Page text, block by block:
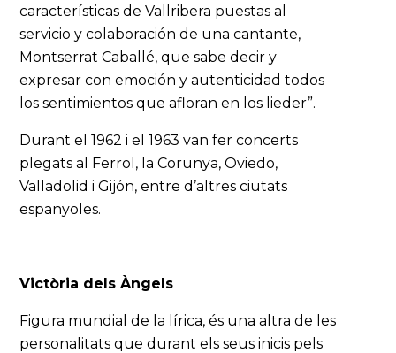
características de Vallribera puestas al
servicio y colaboración de una cantante,
Montserrat Caballé, que sabe decir y
expresar con emoción y autenticidad todos
los sentimientos que afloran en los lieder”.
Durant el 1962 i el 1963 van fer concerts
plegats al Ferrol, la Corunya, Oviedo,
Valladolid i Gijón, entre d’altres ciutats
espanyoles.
Victòria dels Àngels
Figura mundial de la lírica, és una altra de les
personalitats que durant els seus inicis pels